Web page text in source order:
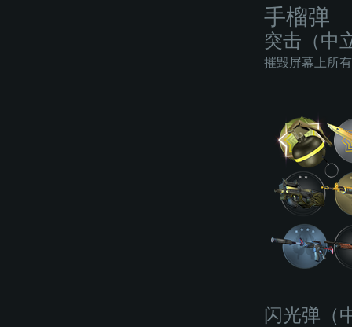
手榴弹
突击（中
摧毁屏幕上所
闪光弹（